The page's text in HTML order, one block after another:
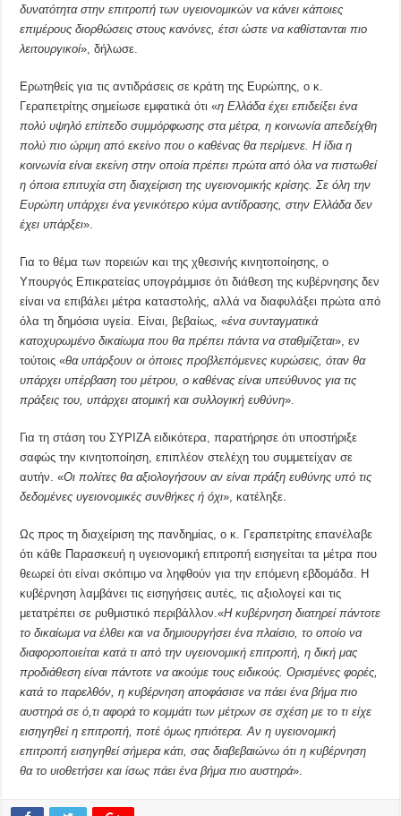
δυνατότητα στην επιτροπή των υγειονομικών να κάνει κάποιες
επιμέρους διορθώσεις στους κανόνες, έτσι ώστε να καθίστανται πιο
λειτουργικοί», δήλωσε.
Ερωτηθείς για τις αντιδράσεις σε κράτη της Ευρώπης, ο κ.
Γεραπετρίτης σημείωσε εμφατικά ότι «η Ελλάδα έχει επιδείξει ένα
πολύ υψηλό επίπεδο συμμόρφωσης στα μέτρα, η κοινωνία απεδείχθη
πολύ πιο ώριμη από εκείνο που ο καθένας θα περίμενε. Η ίδια η
κοινωνία είναι εκείνη στην οποία πρέπει πρώτα από όλα να πιστωθεί
η όποια επιτυχία στη διαχείριση της υγειονομικής κρίσης. Σε όλη την
Ευρώπη υπάρχει ένα γενικότερο κύμα αντίδρασης, στην Ελλάδα δεν
έχει υπάρξει».
Για το θέμα των πορειών και της χθεσινής κινητοποίησης, ο
Υπουργός Επικρατείας υπογράμμισε ότι διάθεση της κυβέρνησης δεν
είναι να επιβάλει μέτρα καταστολής, αλλά να διαφυλάξει πρώτα από
όλα τη δημόσια υγεία. Είναι, βεβαίως, «ένα συνταγματικά
κατοχυρωμένο δικαίωμα που θα πρέπει πάντα να σταθμίζεται», εν
τούτοις «θα υπάρξουν οι όποιες προβλεπόμενες κυρώσεις, όταν θα
υπάρχει υπέρβαση του μέτρου, ο καθένας είναι υπεύθυνος για τις
πράξεις του, υπάρχει ατομική και συλλογική ευθύνη».
Για τη στάση του ΣΥΡΙΖΑ ειδικότερα, παρατήρησε ότι υποστήριξε
σαφώς την κινητοποίηση, επιπλέον στελέχη του συμμετείχαν σε
αυτήν. «Οι πολίτες θα αξιολογήσουν αν είναι πράξη ευθύνης υπό τις
δεδομένες υγειονομικές συνθήκες ή όχι», κατέληξε.
Ως προς τη διαχείριση της πανδημίας, ο κ. Γεραπετρίτης επανέλαβε
ότι κάθε Παρασκευή η υγειονομική επιτροπή εισηγείται τα μέτρα που
θεωρεί ότι είναι σκόπιμο να ληφθούν για την επόμενη εβδομάδα. Η
κυβέρνηση λαμβάνει τις εισηγήσεις αυτές, τις αξιολογεί και τις
μετατρέπει σε ρυθμιστικό περιβάλλον.«Η κυβέρνηση διατηρεί πάντοτε
το δικαίωμα να έλθει και να δημιουργήσει ένα πλαίσιο, το οποίο να
διαφοροποιείται κατά τι από την υγειονομική επιτροπή, η δική μας
προδιάθεση είναι πάντοτε να ακούμε τους ειδικούς. Ορισμένες φορές,
κατά το παρελθόν, η κυβέρνηση αποφάσισε να πάει ένα βήμα πιο
αυστηρά σε ό,τι αφορά το κομμάτι των μέτρων σε σχέση με το τι είχε
εισηγηθεί η επιτροπή, ποτέ όμως ηπιότερα. Αν η υγειονομική
επιτροπή εισηγηθεί σήμερα κάτι, σας διαβεβαιώνω ότι η κυβέρνηση
θα το υιοθετήσει και ίσως πάει ένα βήμα πιο αυστηρά».